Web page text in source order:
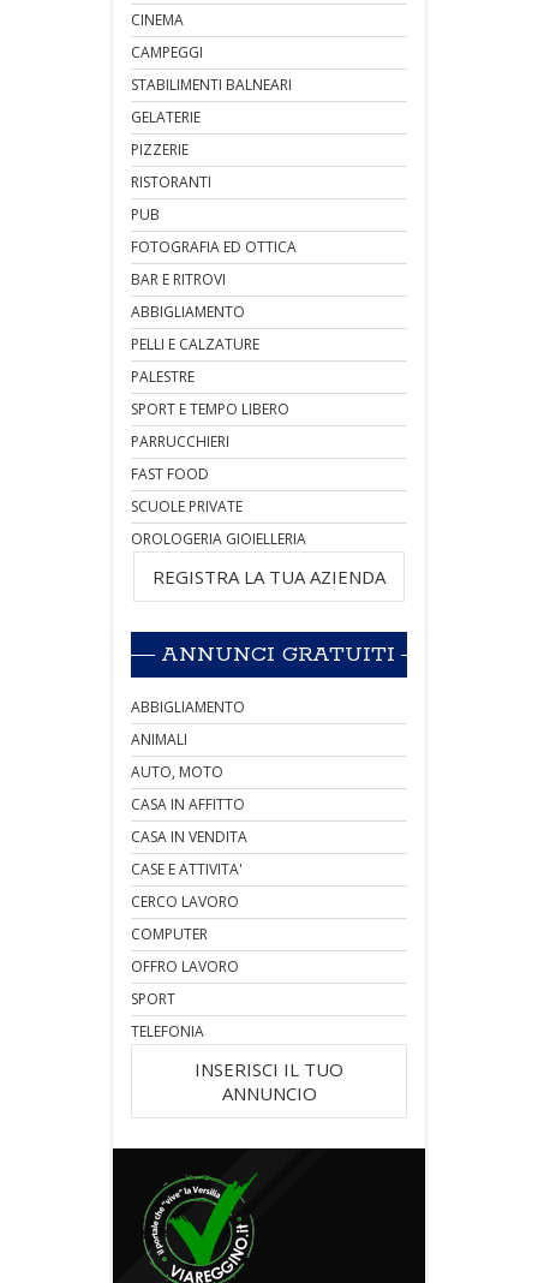
CINEMA
CAMPEGGI
STABILIMENTI BALNEARI
GELATERIE
PIZZERIE
RISTORANTI
PUB
FOTOGRAFIA ED OTTICA
BAR E RITROVI
ABBIGLIAMENTO
PELLI E CALZATURE
PALESTRE
SPORT E TEMPO LIBERO
PARRUCCHIERI
FAST FOOD
SCUOLE PRIVATE
OROLOGERIA GIOIELLERIA
REGISTRA LA TUA AZIENDA
ANNUNCI GRATUITI
ABBIGLIAMENTO
ANIMALI
AUTO, MOTO
CASA IN AFFITTO
CASA IN VENDITA
CASE E ATTIVITA'
CERCO LAVORO
COMPUTER
OFFRO LAVORO
SPORT
TELEFONIA
INSERISCI IL TUO
ANNUNCIO